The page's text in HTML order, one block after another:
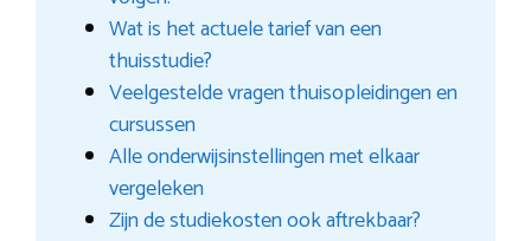
Wat is het actuele tarief van een
thuisstudie?
Veelgestelde vragen thuisopleidingen en
cursussen
Alle onderwijsinstellingen met elkaar
vergeleken
Zijn de studiekosten ook aftrekbaar?